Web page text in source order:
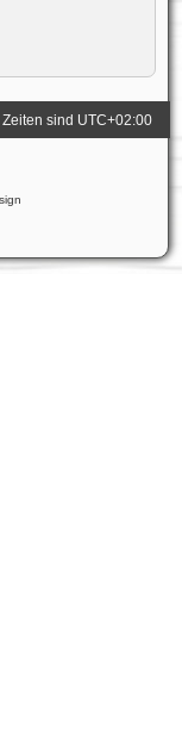
sind UTC+02:00